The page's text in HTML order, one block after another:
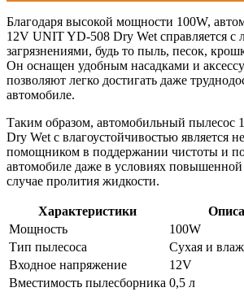
Благодаря высокой мощности 100W,
12V UNIT YD-508 Dry Wet справляется
загрязнениями, будь то пыль, песок,
Он оснащен удобным насадками и
позволяют легко достигать даже
автомобиле.
Таким образом, автомобильный пылесос
Dry Wet с влагоустойчивостью является
помощником в поддержании чистоты и
автомобиле даже в условиях
случае пролития жидкости.
Характеристики
Мощность
100W
Тип пылесоса
Сухая и
Входное напряжение
12V
Вместимость пылесборника 0,5 л